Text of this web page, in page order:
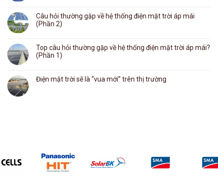
Câu hỏi thường gặp về hệ thống điện mặt trời áp mái
(Phần 2)
Top câu hỏi thường gặp về hệ thống điện mặt trời áp mái?
(Phần 1)
Điện mặt trời sẽ là “vua mới” trên thị trường